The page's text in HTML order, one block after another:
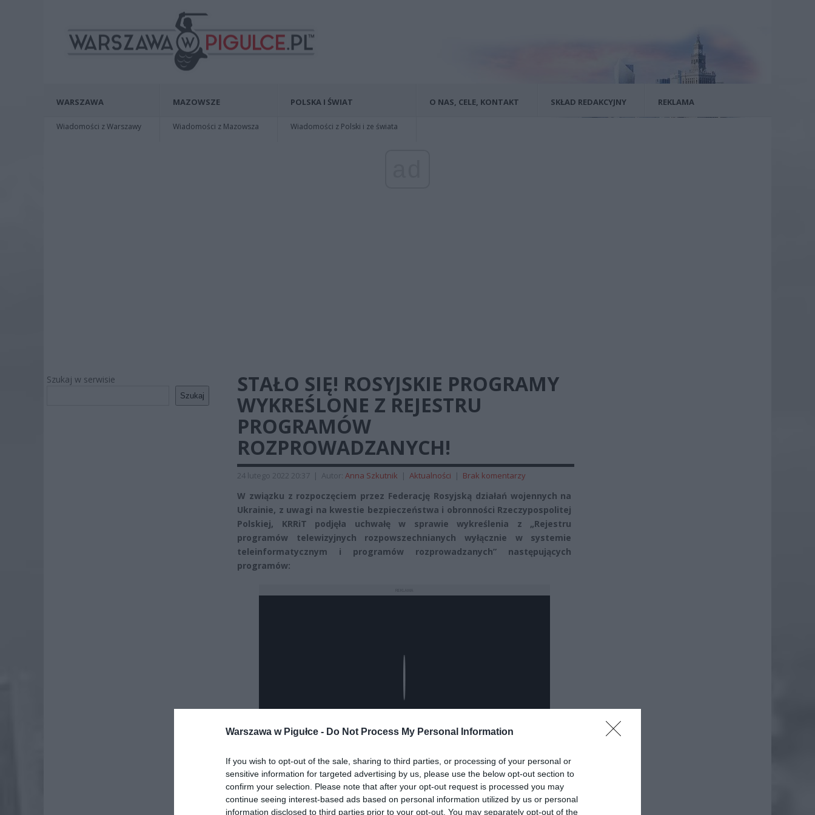
Warszawa w Pigułce - Do Not Process My Personal Information
If you wish to opt-out of the sale, sharing to third parties, or processing of your personal or
sensitive information for targeted advertising by us, please use the below opt-out section to
confirm your selection. Please note that after your opt-out request is processed you may
continue seeing interest-based ads based on personal information utilized by us or personal
information disclosed to third parties prior to your opt-out. You may separately opt-out of the
WARSZAWA
Wiadomości z Warszawy
MAZOWSZE
Wiadomości z Mazowsza
POLSKA I ŚWIAT
Wiadomości z Polski i ze świata
O NAS, CELE, KONTAKT SKŁAD REDAKCYJNY REKLAMA
Szukaj w serwisie
Szukaj
STAŁO SIĘ! ROSYJSKIE PROGRAMY
WYKREŚLONE Z REJESTRU
PROGRAMÓW
ROZPROWADZANYCH!
24 lutego 2022 20:37 | Autor: Anna Szkutnik | Aktualności | Brak komentarzy
W związku z rozpoczęciem przez Federację Rosyjską działań wojennych na
Ukrainie, z uwagi na kwestie bezpieczeństwa i obronności Rzeczypospolitej
Polskiej, KRRiT podjęła uchwałę w sprawie wykreślenia z „Rejestru
programów telewizyjnych rozpowszechnianych wyłącznie w systemie
teleinformatycznym i programów rozprowadzanych” następujących
programów: